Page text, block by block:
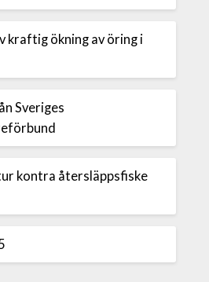
kraftig ökning av öring i
Sveriges
kontra återsläppsfiske